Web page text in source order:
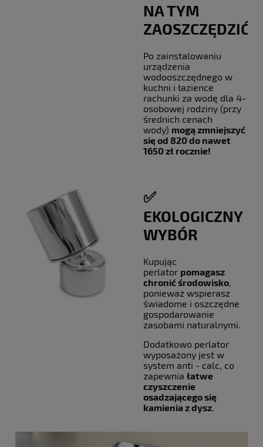
NA TYM
ZAOSZCZĘDZIĆ?
Po zainstalowaniu
urządzenia
wodooszczędnego w
kuchni i łazience
rachunki za wodę dla 4-
osobowej rodziny (przy
średnich cenach
wody) mogą zmniejszyć
się od 820 do nawet
1650 zł rocznie!
✅
EKOLOGICZNY
WYBÓR
Kupując
perlator pomagasz
chronić środowisko
ponieważ wspierasz
świadome i oszczędne
gospodarowanie
zasobami naturalnymi.
Dodatkowo perlator
wyposażony jest w
system anti - calc, co
zapewnia łatwe
czyszczenie
osadzającego się
kamienia z dysz.